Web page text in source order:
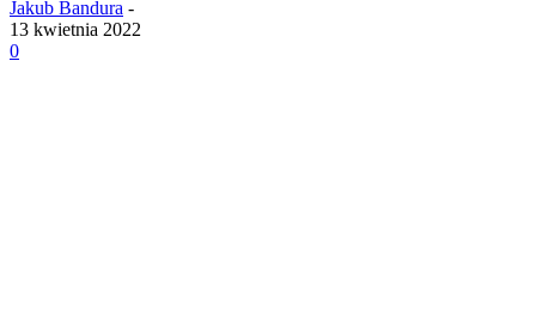
Jakub Bandura -
13 kwietnia 2022
0